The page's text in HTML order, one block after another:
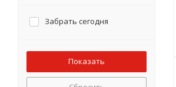
Забрать сегодня